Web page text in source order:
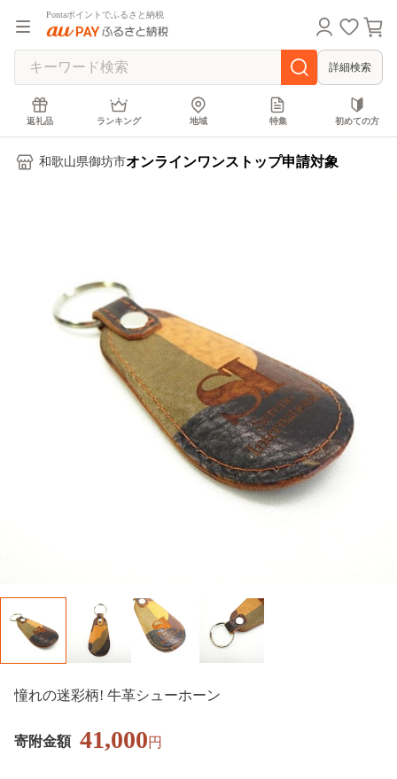
Pontaポイントでふるさと納税
詳細検索
返礼品 ランキング 地域 特集 初めての方
和歌山県御坊市オンラインワンストップ申請対象
憧れの迷彩柄! 牛革シューホーン
寄附金額 41,000円